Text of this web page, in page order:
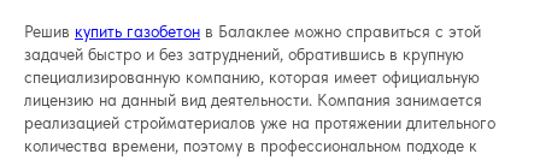
Решив купить газобетон в Балаклее можно справиться с этой
задачей быстро и без затруднений, обратившись в крупную
специализированную компанию, которая имеет официальную
лицензию на данный вид деятельности. Компания занимается
реализацией стройматериалов уже на протяжении длительного
количества времени, поэтому в профессиональном подходе к